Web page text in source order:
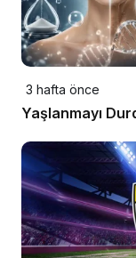
3 hafta önce
Yaşlanmayı